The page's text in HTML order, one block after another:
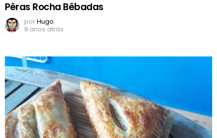
Pêras Rocha Bêbadas
porHugo
9 anos atrás